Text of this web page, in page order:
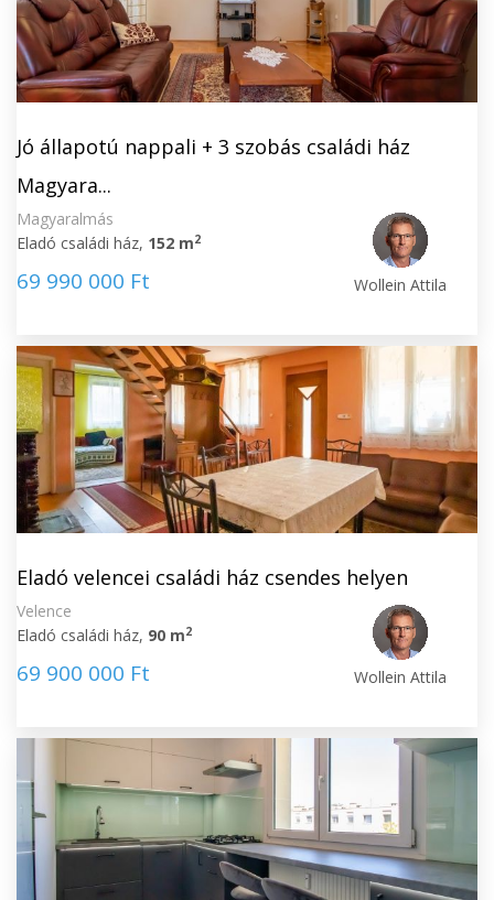
Jó állapotú nappali + 3 szobás családi ház
Magyara...
Magyaralmás
Eladó családi ház, 152 m2
69 990 000 Ft Wollein Attila
Eladó velencei családi ház csendes helyen
Velence
Eladó családi ház, 90 m2
69 900 000 Ft Wollein Attila